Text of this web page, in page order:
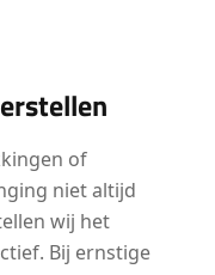
of
niet altijd
wij het
Bij ernstige